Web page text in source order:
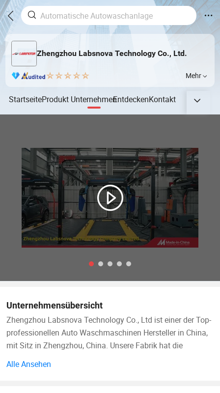
Zhengzhou Labsnova Technology Co., Ltd.
Mehr
StartseiteProdukt UnternehmenEntdeckenKontakt
Unternehmensübersicht
Zhengzhou Labsnova Technology Co., Ltd ist einer der Top-
professionellen Auto Waschmaschinen Hersteller in China,
mit Sitz in Zhengzhou, China. Unsere Fabrik hat die
Alle Ansehen